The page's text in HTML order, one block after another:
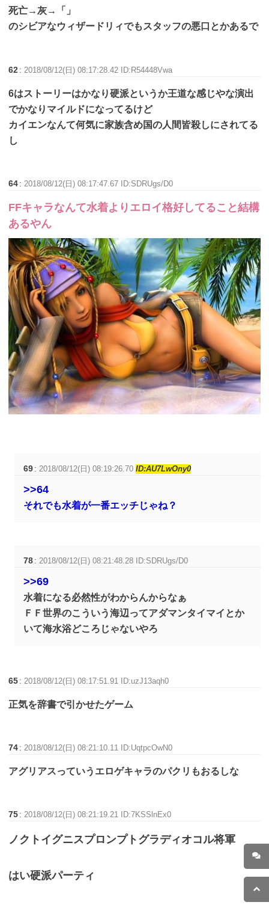
死亡→灰→「」
のシビアなウィザードリィでもスタッフの悪口とかあるで
62 : 2018/08/12(日) 08:17:28.42 ID:R54448Vwa
6はストーリーはかなり硬派というか王道な感じやな演出
でかなりマイルドになってるけど
カイエンなんて何気に家族含め国の人間皆殺しにされてる
し
64 : 2018/08/12(日) 08:17:47.67 ID:SDRUgs/D0
FFキャラなんて水着よりエロイ格好してること結構
あるやん
69 :2018/08/12(日) 08:19:26.70ID:AU7LwOny0
>>64
それでも水着が一番エッチじゃね？
78 :2018/08/12(日) 08:21:48.28 ID:SDRUgs/D0
>>69
水着になる必然性がわからんからなぁ
ＦＦ世界のこういう海辺ってアダマンタイマイとか
いて海水浴どころじゃないやろ
65 :2018/08/12(日) 08:17:51.91 ID:uzJ13aqh0
正気を辞書で引かせたゲーム
74 :2018/08/12(日) 08:21:10.11 ID:UqtpcOwN0
アグリアスっていうエロゲキャラのパクリもおるしな
75 :2018/08/12(日) 08:21:19.21 ID:7KSSlnEx0
ノクトイグニスプロンプトグラディオコル将軍
はい硬派パーティ